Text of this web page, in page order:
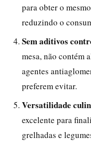
para obter o
reduzindo o
Sem aditivos
mesa, não contém
agentes
preferem evitar.
Versatilidade
excelente para
grelhadas e